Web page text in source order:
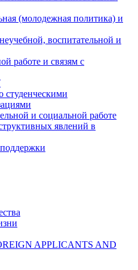
(молодежная политика) и
воспитательной и
работе и связям с
студенческими
и социальной работе
явлений в
APPLICANTS AND